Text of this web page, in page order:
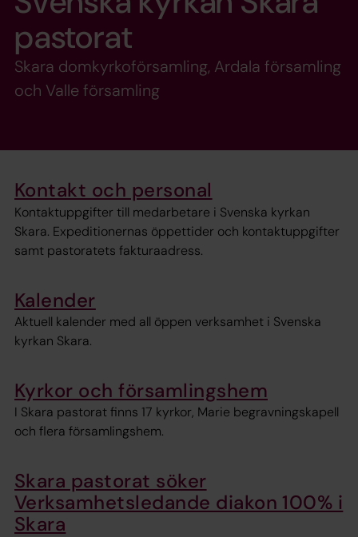
pastorat
Skara domkyrkoförsamling, Ardala församling
och Valle församling
Kontakt och personal
Kontaktuppgifter till medarbetare i Svenska kyrkan
Skara. Expeditionernas öppettider och kontaktuppgifter
samt pastoratets fakturaadress.
Kalender
Aktuell kalender med all öppen verksamhet i Svenska
kyrkan Skara.
Kyrkor och församlingshem
I Skara pastorat finns 17 kyrkor, Marie begravningskapell
och flera församlingshem.
Skara pastorat söker
Verksamhetsledande diakon 100% i
Skara